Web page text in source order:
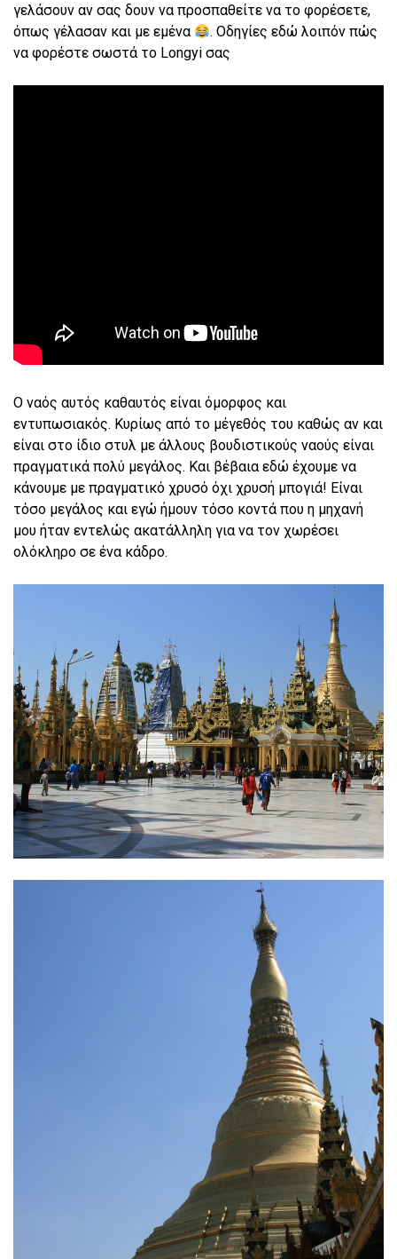
γελάσουν αν σας δουν να προσπαθείτε να το φορέσετε,
όπως γέλασαν και με εμένα
. Οδηγίες εδώ λοιπόν πώς
να φορέστε σωστά το Longyi σας
Ο ναός αυτός καθαυτός είναι όμορφος και
εντυπωσιακός. Κυρίως από το μέγεθός του καθώς αν και
είναι στο ίδιο στυλ με άλλους βουδιστικούς ναούς είναι
πραγματικά πολύ μεγάλος. Και βέβαια εδώ έχουμε να
κάνουμε με πραγματικό χρυσό όχι χρυσή μπογιά! Είναι
τόσο μεγάλος και εγώ ήμουν τόσο κοντά που η μηχανή
μου ήταν εντελώς ακατάλληλη για να τον χωρέσει
ολόκληρο σε ένα κάδρο.